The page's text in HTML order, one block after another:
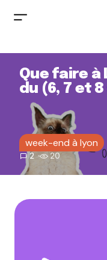
Que faire à
du (6, 7 et
week-end à lyon
2
20